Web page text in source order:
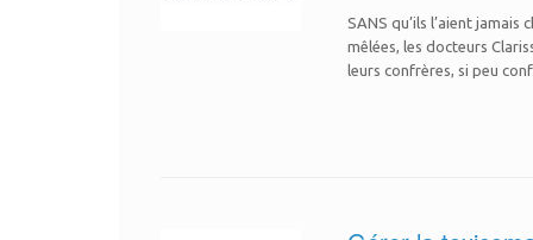
SANS qu’ils l’aient
mêlées, les docteurs
leurs confrères, si peu